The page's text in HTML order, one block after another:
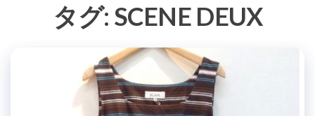
タグ: SCENE DEUX